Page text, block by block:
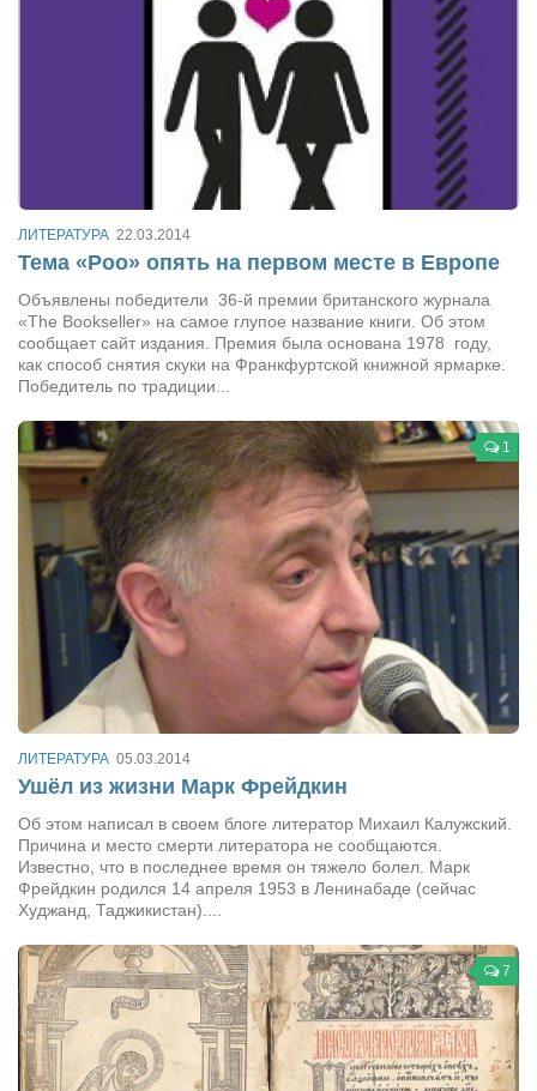
Здоровый образ жизни
Досье
Арт-менеджеры
Лариса Ильченко
Орест Коваль
Тамара Кубракова
Елена Мельник
Вера Паненко
Семён Салатенко
Сергей Шепилов
Актёры
Валентин Бурый
Артём Мяус
Барды
Владимир Айзенберг
Игорь Добровольский
Ольга Козаченко
Оксана Скоробагатская
Александра Скорук
Евгений Полюхович
Ольга Чикина
ЛИТЕРАТУРА 22.03.2014
Тема «Poo» опять на первом месте в Европе
Объявлены победители 36-й премии британского журнала
«The Bookseller» на самое глупое название книги. Об этом
сообщает сайт издания. Премия была основана 1978 году,
как способ снятия скуки на Франкфуртской книжной ярмарке.
Победитель по традиции...
1
ЛИТЕРАТУРА 05.03.2014
Ушёл из жизни Марк Фрейдкин
Об этом написал в своем блоге литератор Михаил Калужский.
Причина и место смерти литератора не сообщаются.
Известно, что в последнее время он тяжело болел. Марк
Фрейдкин родился 14 апреля 1953 в Ленинабаде (сейчас
Худжанд, Таджикистан)....
7